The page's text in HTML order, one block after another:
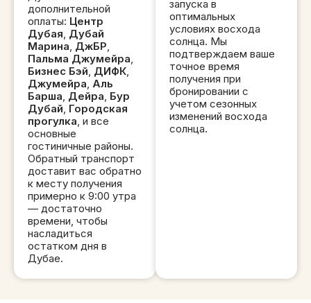
на встречу (14:30
от кайт-пляжа),
но нам было
слишком весело
на пляже. Не
могу иметь все
это!! Это была
победа-победа.
Абхилаш, ты
дополнительной
оплаты: Центр
Дубая, Дубай
Марина, ДжБР,
Пальма Джумейра,
Бизнес Бэй, ДИФК,
Джумейра, Аль
Барша, Дейра, Бур
Дубай, Городская
прогулка, и все
основные
гостиничные районы.
Обратный транспорт
доставит вас обратно
к месту получения
примерно к 9:00 утра
— достаточно
времени, чтобы
насладиться
остатком дня в
Дубае.
запуска в
оптимальных
условиях восхода
солнца. Мы
подтверждаем ваше
точное время
получения при
бронировании с
учетом сезонных
изменений восхода
солнца.